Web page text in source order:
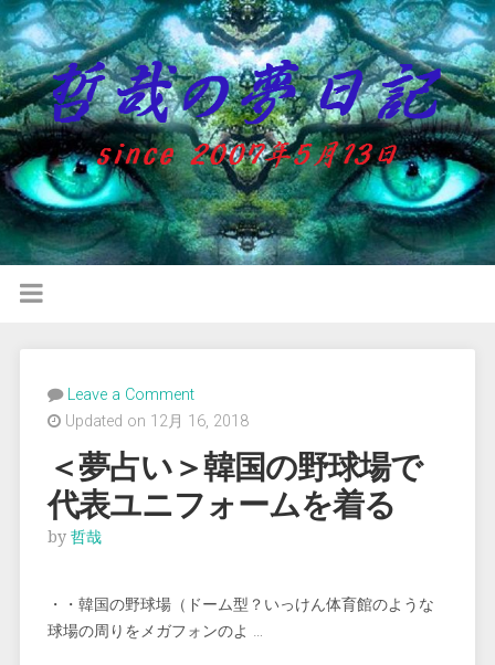
Leave a Comment
Updated on 12月 16, 2018
＜夢占い＞韓国の野球場で
代表ユニフォームを着る
by 哲哉
・・韓国の野球場（ドーム型？いっけん体育館のような
球場の周りをメガフォンのよ …